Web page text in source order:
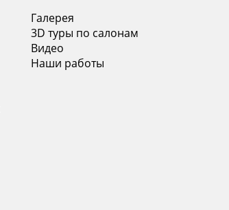
Галерея
3D туры по салонам
Видео
Наши работы